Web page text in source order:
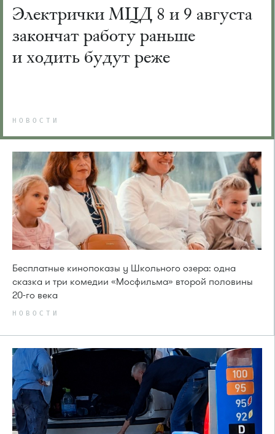
Электрички МЦД 8 и 9 августа
закончат работу раньше
и ходить будут реже
НОВОСТИ
Бесплатные кинопоказы у Школьного озера: одна
сказка и три комедии «Мосфильма» второй половины
20-го века
НОВОСТИ